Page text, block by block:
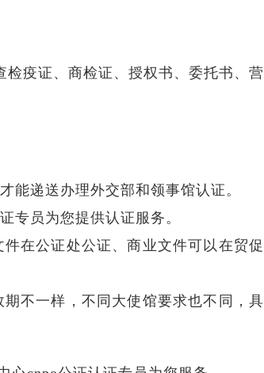
疫证、商检证、授权书、委托书、营
能递送办理外交部和领事馆认证。
专员为您提供认证服务。
在公证处公证、商业文件可以在贸促
不一样，不同大使馆要求也不同，具